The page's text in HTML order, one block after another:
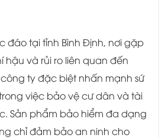
đáo tại tỉnh Bình Định, nơi gặp
hậu và rủi ro liên quan đến
ty đặc biệt nhấn mạnh sứ
việc bảo vệ cư dân và tài
Sản phẩm bảo hiểm đa dạng
chỉ đảm bảo an ninh cho